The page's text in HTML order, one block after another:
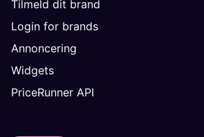
Tilmeld dit brand
Login for brands
Annoncering
Widgets
PriceRunner API